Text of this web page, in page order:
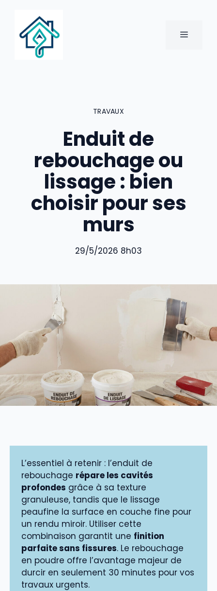
contenu
MENU
TRAVAUX
Enduit de
rebouchage ou
lissage : bien
choisir pour ses
murs
29/5/2026 8h03
L’essentiel à retenir : l’enduit de
rebouchage répare les cavités
profondes grâce à sa texture
granuleuse, tandis que le lissage
peaufine la surface en couche fine pour
un rendu miroir. Utiliser cette
combinaison garantit une finition
parfaite sans fissures. Le rebouchage
en poudre offre l’avantage majeur de
durcir en seulement 30 minutes pour vos
travaux urgents.